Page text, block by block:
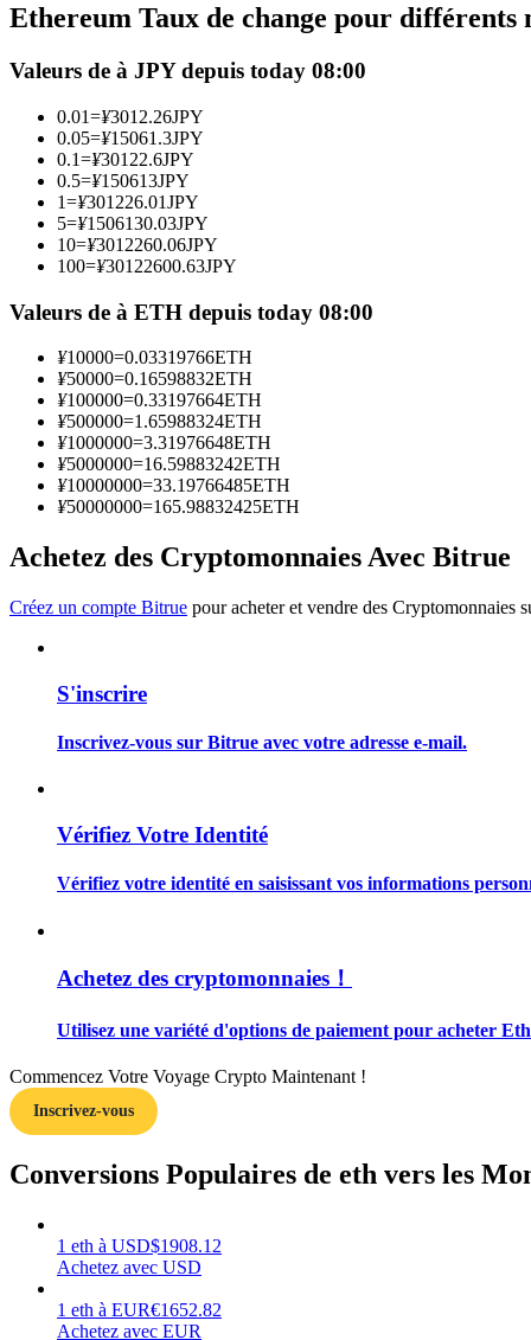
Futures utilisant l'USDC comme garantie
Copie de Trading
Rejoignez les meilleurs traders
Devenez un trader de copie
Information
Analyse de mégadonnées, y compris des informations
Guide
Ethereum Taux de change pour différents
Valeurs de à JPY depuis today 08:00
0.01=¥3012.26JPY
0.05=¥15061.3JPY
0.1=¥30122.6JPY
0.5=¥150613JPY
1=¥301226.01JPY
5=¥1506130.03JPY
10=¥3012260.06JPY
100=¥30122600.63JPY
Valeurs de à ETH depuis today 08:00
¥10000=0.03319766ETH
¥50000=0.16598832ETH
¥100000=0.33197664ETH
¥500000=1.65988324ETH
¥1000000=3.31976648ETH
¥5000000=16.59883242ETH
¥10000000=33.19766485ETH
¥50000000=165.98832425ETH
Achetez des Cryptomonnaies Avec Bitrue
Créez un compte Bitrue pour acheter et vendre des Cryptomonnaies
S'inscrire
Inscrivez-vous sur Bitrue avec votre adresse e-mail.
Vérifiez Votre Identité
Vérifiez votre identité en saisissant vos informations
Achetez des cryptomonnaies！
Utilisez une variété d'options de paiement pour acheter
Commencez Votre Voyage Crypto Maintenant !
Inscrivez-vous
Conversions Populaires de eth vers les
1 eth à USD$1908.12
Achetez avec USD
1 eth à EUR€1652.82
Achetez avec EUR